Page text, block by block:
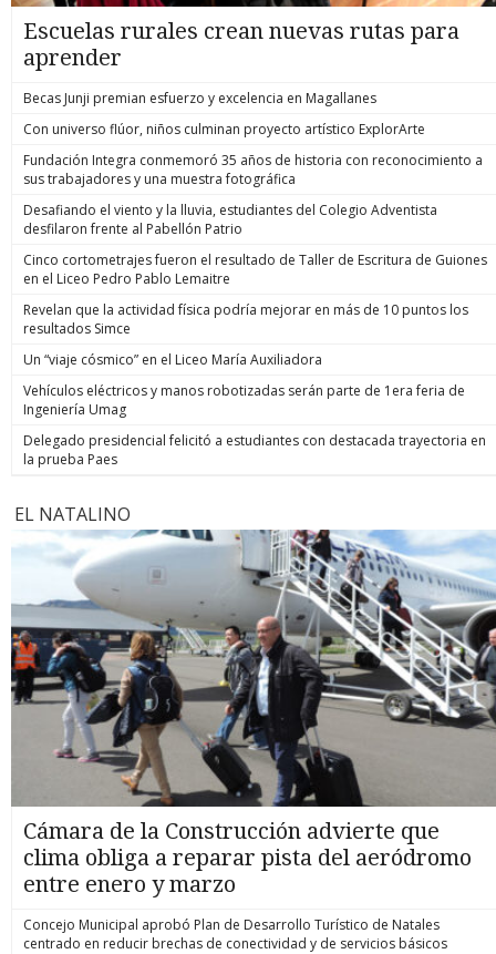
Escuelas rurales crean nuevas rutas para
aprender
Becas Junji premian esfuerzo y excelencia en Magallanes
Con universo flúor, niños culminan proyecto artístico ExplorArte
Fundación Integra conmemoró 35 años de historia con reconocimiento a
sus trabajadores y una muestra fotográfica
Desafiando el viento y la lluvia, estudiantes del Colegio Adventista
desfilaron frente al Pabellón Patrio
Cinco cortometrajes fueron el resultado de Taller de Escritura de Guiones
en el Liceo Pedro Pablo Lemaitre
Revelan que la actividad física podría mejorar en más de 10 puntos los
resultados Simce
Un “viaje cósmico” en el Liceo María Auxiliadora
Vehículos eléctricos y manos robotizadas serán parte de 1era feria de
Ingeniería Umag
Delegado presidencial felicitó a estudiantes con destacada trayectoria en
la prueba Paes
EL NATALINO
Cámara de la Construcción advierte que
clima obliga a reparar pista del aeródromo
entre enero y marzo
Concejo Municipal aprobó Plan de Desarrollo Turístico de Natales
centrado en reducir brechas de conectividad y de servicios básicos